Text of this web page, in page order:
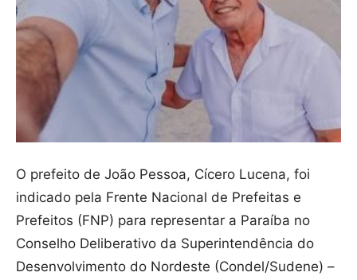
O prefeito de João Pessoa, Cícero Lucena, foi
indicado pela Frente Nacional de Prefeitas e
Prefeitos (FNP) para representar a Paraíba no
Conselho Deliberativo da Superintendência do
Desenvolvimento do Nordeste (Condel/Sudene) –